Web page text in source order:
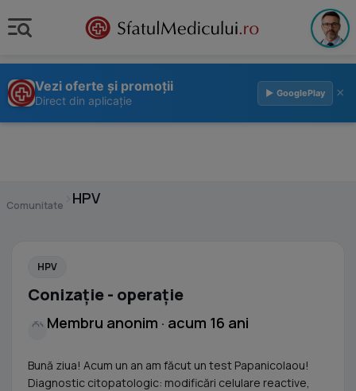
Vezi oferte și promoții
Direct din aplicație
▶ GooglePlay ×
Comunitate HPV
HPV
Conizaţie - operaţie
Membru anonim · acum 16 ani
Bună ziua! Acum un an am făcut un test Papanicolaou!
Diagnostic citopatologic: modificări celulare reactive,